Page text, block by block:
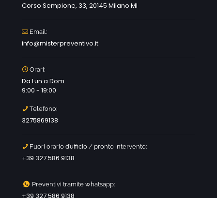
Corso Sempione, 33, 20145 Milano MI
Email:
info@misterpreventivo.it
Orari:
Da Lun a Dom
9:00 - 19:00
Telefono:
3275869138
Fuori orario d’ufficio / pronto intervento:
+39 327 586 9138
Preventivi tramite whatsapp:
+39 327 586 9138